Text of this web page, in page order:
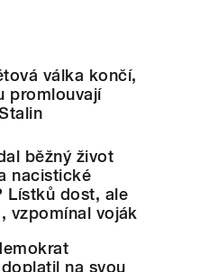
válka končí,
promlouvají
běžný život
nacistické
Lístků dost, ale
vzpomínal voják
na svou